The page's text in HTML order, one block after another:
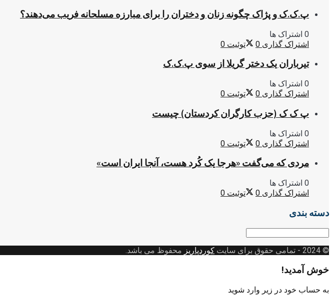
پ.ک.ک و پژاک چگونه زنان و دختران را برای مبارزه مسلحانه فریب می‌دهند؟
0 اشتراک ها
اشتراک گذاری 0 توئیت 0
تیرباران یک دختر گریلا از سوی پ.ک.ک
0 اشتراک ها
اشتراک گذاری 0 توئیت 0
پ ک ک (حزب کارگران کردستان) چیست
0 اشتراک ها
اشتراک گذاری 0 توئیت 0
مردی که می‌گفت «هرجا یک کُرد هست، آنجا ایران است»
0 اشتراک ها
اشتراک گذاری 0 توئیت 0
دسته بندی
© 2024
- تمامی حقوق برای سایت کوردپاریز محفوظ می باشد.
خوش آمدید!
به حساب خود در زیر وارد شوید